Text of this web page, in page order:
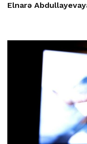
Elnarə